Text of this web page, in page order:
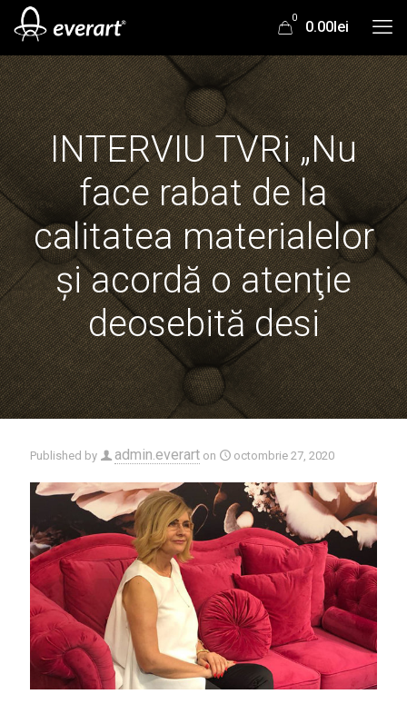
0
0.00lei
INTERVIU TVRi „Nu
face rabat de la
calitatea materialelor
şi acordă o atenţie
deosebită desi
Published by admin.everart on octombrie 27, 2020